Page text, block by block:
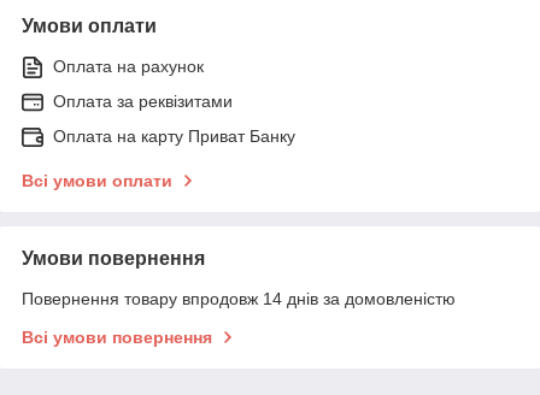
Умови оплати
Оплата на рахунок
Оплата за реквізитами
Оплата на карту Приват Банку
Всі умови оплати
Умови повернення
Повернення товару впродовж 14 днів за домовленістю
Всі умови повернення